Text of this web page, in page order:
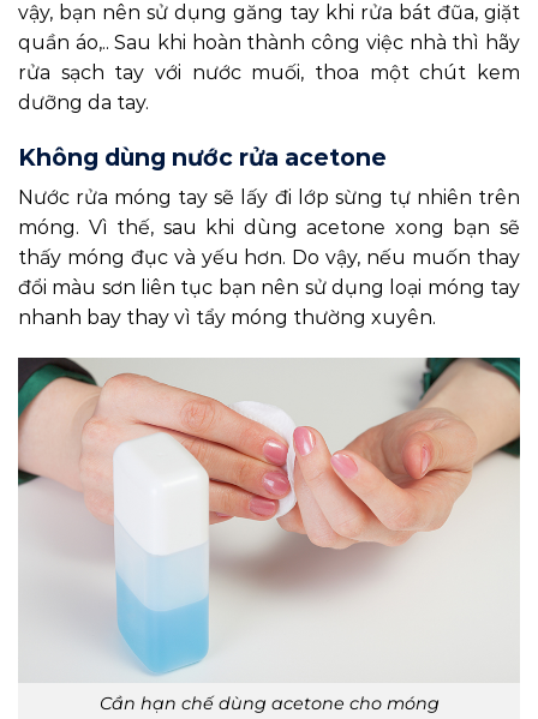
vậy, bạn nên sử dụng găng tay khi rửa bát đũa, giặt
quần áo,.. Sau khi hoàn thành công việc nhà thì hãy
rửa sạch tay với nước muối, thoa một chút kem
dưỡng da tay.
Không dùng nước rửa acetone
Nước rửa móng tay sẽ lấy đi lớp sừng tự nhiên trên
móng. Vì thế, sau khi dùng acetone xong bạn sẽ
thấy móng đục và yếu hơn. Do vậy, nếu muốn thay
đổi màu sơn liên tục bạn nên sử dụng loại móng tay
nhanh bay thay vì tẩy móng thường xuyên.
Cần hạn chế dùng acetone cho móng